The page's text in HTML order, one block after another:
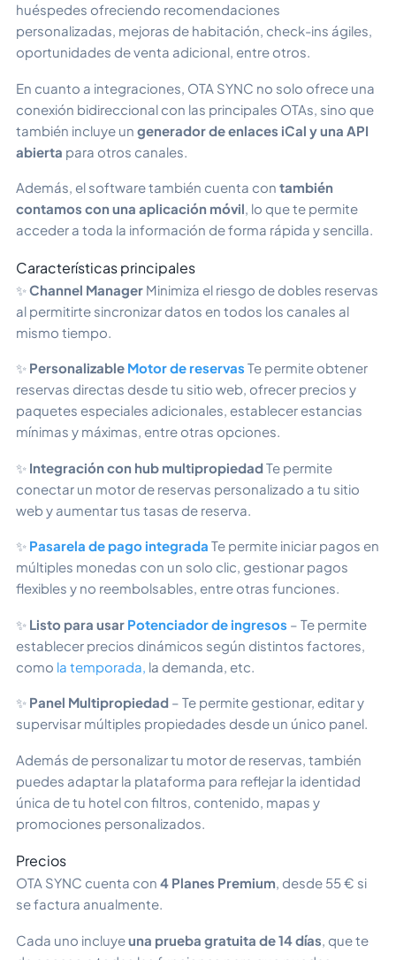
huéspedes ofreciendo recomendaciones
personalizadas, mejoras de habitación, check-ins ágiles,
oportunidades de venta adicional, entre otros.
En cuanto a integraciones, OTA SYNC no solo ofrece una
conexión bidireccional con las principales OTAs, sino que
también incluye un generador de enlaces iCal y una API
abierta para otros canales.
Además, el software también cuenta con también
contamos con una aplicación móvil, lo que te permite
acceder a toda la información de forma rápida y sencilla.
Características principales
✨Channel Manager Minimiza el riesgo de dobles reservas
al permitirte sincronizar datos en todos los canales al
mismo tiempo.
✨ Personalizable Motor de reservas Te permite obtener
reservas directas desde tu sitio web, ofrecer precios y
paquetes especiales adicionales, establecer estancias
mínimas y máximas, entre otras opciones.
✨ Integración con hub multipropiedadTe permite
conectar un motor de reservas personalizado a tu sitio
web y aumentar tus tasas de reserva.
✨ Pasarela de pago integrada Te permite iniciar pagos en
múltiples monedas con un solo clic, gestionar pagos
flexibles y no reembolsables, entre otras funciones.
✨ Listo para usar Potenciador de ingresos – Te permite
establecer precios dinámicos según distintos factores,
como la temporada, la demanda, etc.
✨ Panel Multipropiedad – Te permite gestionar, editar y
supervisar múltiples propiedades desde un único panel.
Además de personalizar tu motor de reservas, también
puedes adaptar la plataforma para reflejar la identidad
única de tu hotel con filtros, contenido, mapas y
promociones personalizados.
Precios
OTA SYNC cuenta con 4 Planes Premium, desde 55 € si
se factura anualmente.
Cada uno incluyeuna prueba gratuita de 14 días, que te